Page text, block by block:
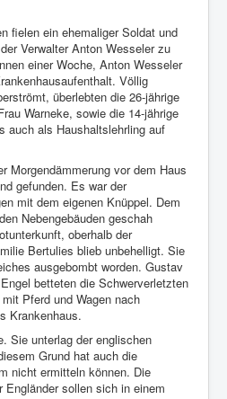
fielen ein ehemaliger Soldat und
Verwalter Anton Wesseler zu
einer Woche, Anton Wesseler
Völlig
überlebten die 26-jährige
Warneke, sowie die 14-jährige
auch als Haushaltslehrling auf
Morgendämmerung vor dem Haus
gefunden. Es war der
mit dem eigenen Knüppel. Dem
Nebengebäuden geschah
oberhalb der
Bertulies blieb unbehelligt. Sie
ausgebombt worden. Gustav
betteten die Schwerverletzten
Pferd und Wagen nach
Krankenhaus.
Sie unterlag der englischen
Grund hat auch die
nicht ermitteln können. Die
Engländer sollen sich in einem